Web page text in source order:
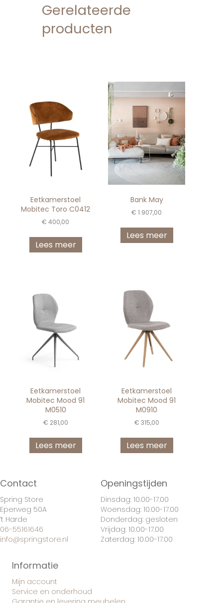
Gerelateerde
producten
Eetkamerstoel
Mobitec Toro C0412
€ 400,00
Lees meer
Bank May
€ 1.907,00
Lees meer
Eetkamerstoel
Mobitec Mood 91
M0510
€ 281,00
Lees meer
Eetkamerstoel
Mobitec Mood 91
M0910
€ 315,00
Lees meer
Contact
Spring Store
Eperweg 50A
’t Harde
06-55161646
info@springstore.nl
Openingstijden
Dinsdag: 10.00-17.00
Woensdag: 10.00-17.00
Donderdag: gesloten
Vrijdag: 10.00-17.00
Zaterdag: 10.00-17.00
Informatie
Mijn account
Service en onderhoud